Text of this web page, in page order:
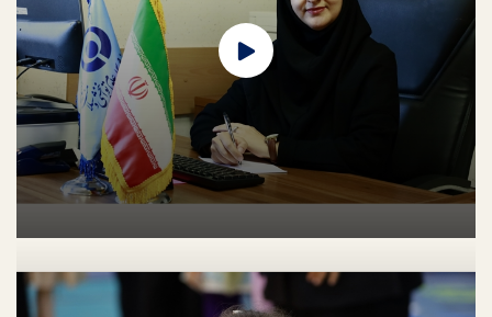
مراسم استقبال از کاروان شهید قائد امت